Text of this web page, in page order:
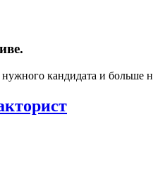
кандидата и